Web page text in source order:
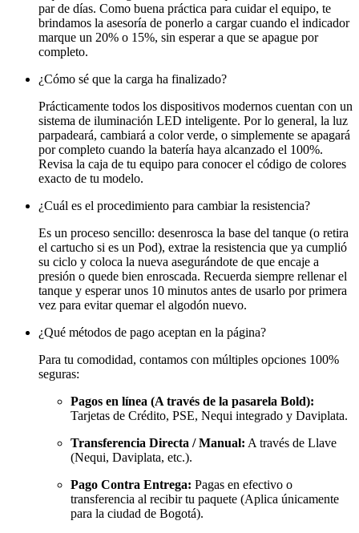
par de días. Como buena práctica para cuidar el equipo, te
brindamos la asesoría de ponerlo a cargar cuando el indicador
marque un 20% o 15%, sin esperar a que se apague por
completo.
¿Cómo sé que la carga ha finalizado?
Prácticamente todos los dispositivos modernos cuentan con un
sistema de iluminación LED inteligente. Por lo general, la luz
parpadeará, cambiará a color verde, o simplemente se apagará
por completo cuando la batería haya alcanzado el 100%.
Revisa la caja de tu equipo para conocer el código de colores
exacto de tu modelo.
¿Cuál es el procedimiento para cambiar la resistencia?
Es un proceso sencillo: desenrosca la base del tanque (o retira
el cartucho si es un Pod), extrae la resistencia que ya cumplió
su ciclo y coloca la nueva asegurándote de que encaje a
presión o quede bien enroscada. Recuerda siempre rellenar el
tanque y esperar unos 10 minutos antes de usarlo por primera
vez para evitar quemar el algodón nuevo.
¿Qué métodos de pago aceptan en la página?
Para tu comodidad, contamos con múltiples opciones 100%
seguras:
Pagos en línea (A través de la pasarela Bold):
Tarjetas de Crédito, PSE, Nequi integrado y Daviplata.
Transferencia Directa / Manual: A través de Llave
(Nequi, Daviplata, etc.).
Pago Contra Entrega: Pagas en efectivo o
transferencia al recibir tu paquete (Aplica únicamente
para la ciudad de Bogotá).